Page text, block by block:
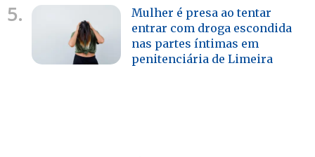
5.
Mulher é presa ao tentar
entrar com droga escondida
nas partes íntimas em
penitenciária de Limeira